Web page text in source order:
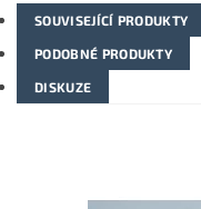
SOUVISEJÍCÍ PRODUKTY
PODOBNÉ PRODUKTY
DISKUZE